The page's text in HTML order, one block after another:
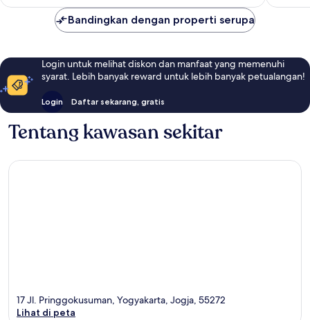
Bandingkan dengan properti serupa
Login untuk melihat diskon dan manfaat yang memenuhi
syarat. Lebih banyak reward untuk lebih banyak petualangan!
Login Daftar sekarang, gratis
Tentang kawasan sekitar
17 Jl. Pringgokusuman, Yogyakarta, Jogja, 55272
Lihat di peta